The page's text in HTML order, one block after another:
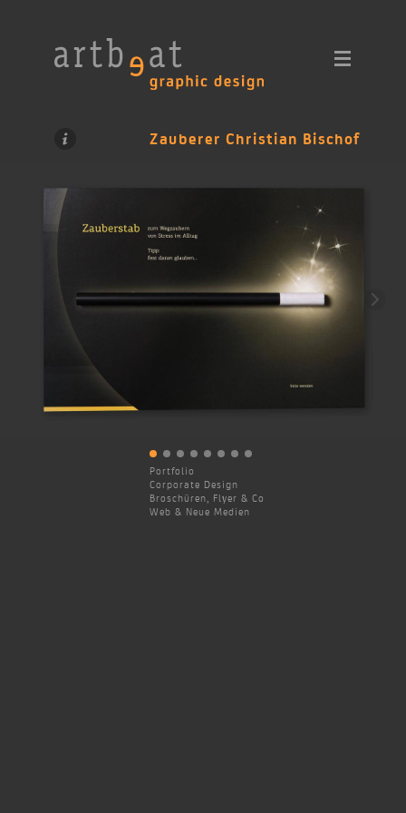
Zauberer Christian Bischof
Portfolio
Corporate Design
Broschüren, Flyer & Co
Web & Neue Medien